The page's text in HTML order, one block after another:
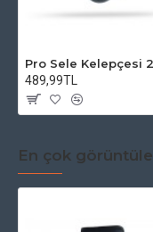
489,99TL
En çok